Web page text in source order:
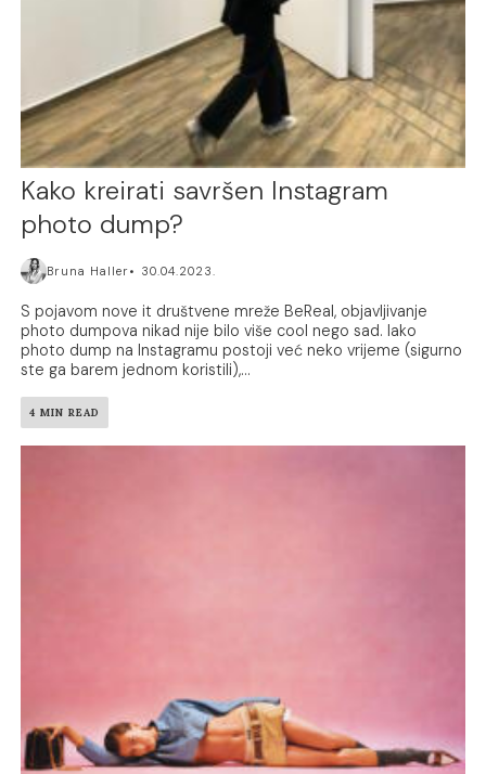
Kako kreirati savršen Instagram
photo dump?
Bruna Haller 30.04.2023.
S pojavom nove it društvene mreže BeReal, objavljivanje
photo dumpova nikad nije bilo više cool nego sad. Iako
photo dump na Instagramu postoji već neko vrijeme (sigurno
ste ga barem jednom koristili),...
4 MIN READ